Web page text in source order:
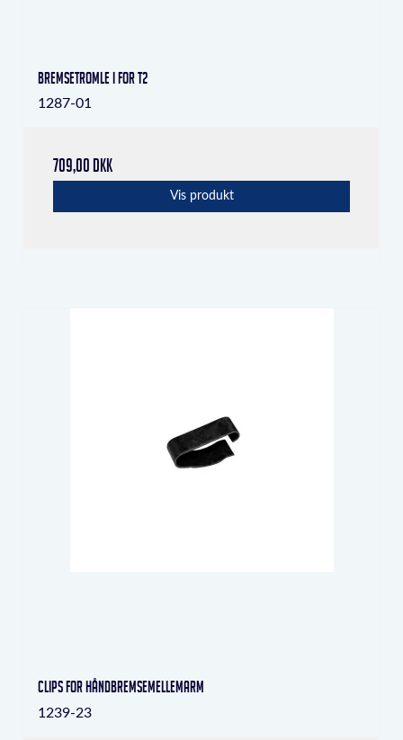
Bremsetromle i for T2
1287-01
709,00 DKK
Vis produkt
Clips for håndbremsemellemarm
1239-23